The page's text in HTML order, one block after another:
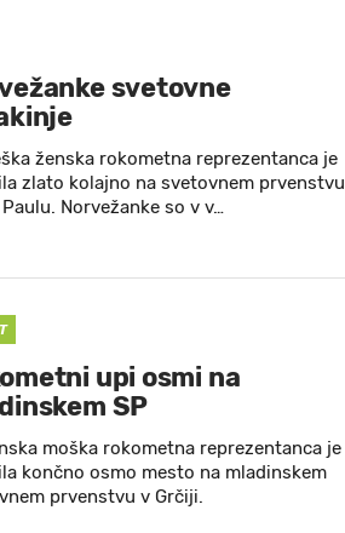
svetovne
ženska rokometna reprezentanca je
zlato kolajno na svetovnem prvenstvu
Norvežanke so v v…
upi osmi na
SP
moška rokometna reprezentanca je
končno osmo mesto na mladinskem
prvenstvu v Grčiji.